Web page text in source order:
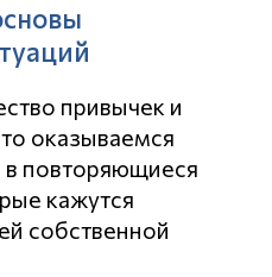
привычек и
оказываемся
повторяющиеся
кажутся
собственной